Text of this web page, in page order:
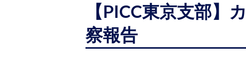
【PICC東京支部】
察報告